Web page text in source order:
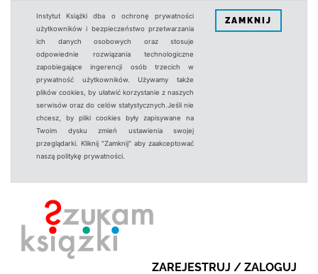
Instytut Książki dba o ochronę prywatności
użytkowników i bezpieczeństwo przetwarzania
ich danych osobowych oraz stosuje
odpowiednie rozwiązania technologiczne
zapobiegające ingerencji osób trzecich w
prywatność użytkowników. Używamy także
plików cookies, by ułatwić korzystanie z naszych
serwisów oraz do celów statystycznych.Jeśli nie
chcesz, by pliki cookies były zapisywane na
Twoim dysku zmień ustawienia swojej
przeglądarki. Kliknij "Zamknij" aby zaakceptować
naszą politykę prywatności.
ZAMKNIJ
ZAREJESTRUJ / ZALOGUJ